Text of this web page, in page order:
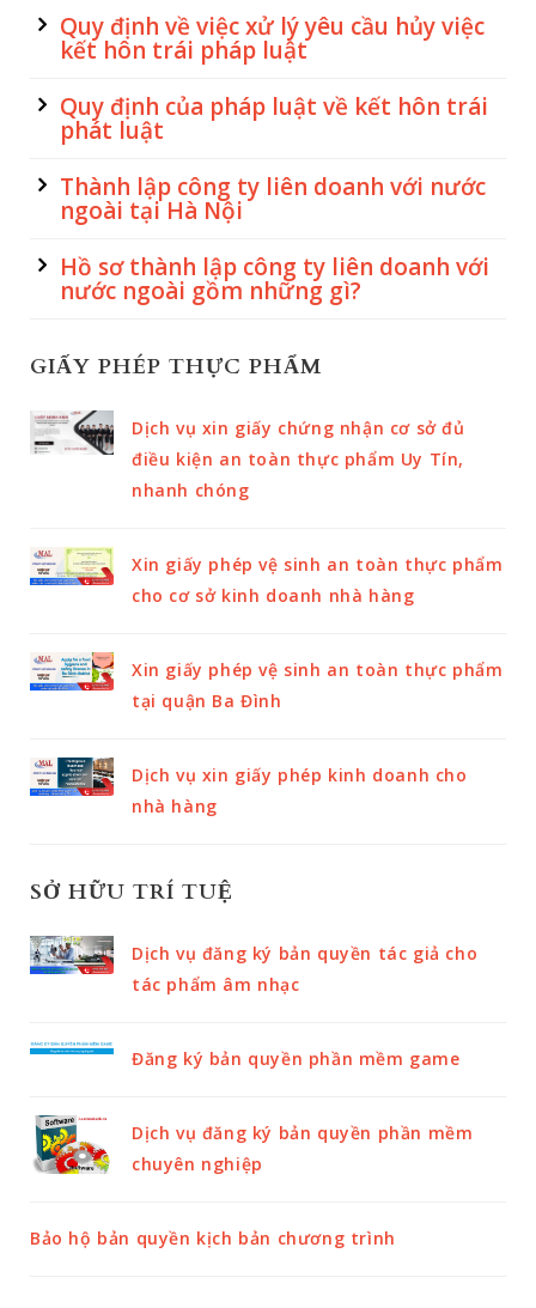
Quy định về việc xử lý yêu cầu hủy việc
kết hôn trái pháp luật
Quy định của pháp luật về kết hôn trái
phát luật
Thành lập công ty liên doanh với nước
ngoài tại Hà Nội
Hồ sơ thành lập công ty liên doanh với
nước ngoài gồm những gì?
GIẤY PHÉP THỰC PHẨM
Dịch vụ xin giấy chứng nhận cơ sở đủ
điều kiện an toàn thực phẩm Uy Tín,
nhanh chóng
Xin giấy phép vệ sinh an toàn thực phẩm
cho cơ sở kinh doanh nhà hàng
Xin giấy phép vệ sinh an toàn thực phẩm
tại quận Ba Đình
Dịch vụ xin giấy phép kinh doanh cho
nhà hàng
SỞ HỮU TRÍ TUỆ
Dịch vụ đăng ký bản quyền tác giả cho
tác phẩm âm nhạc
Đăng ký bản quyền phần mềm game
Dịch vụ đăng ký bản quyền phần mềm
chuyên nghiệp
Bảo hộ bản quyền kịch bản chương trình